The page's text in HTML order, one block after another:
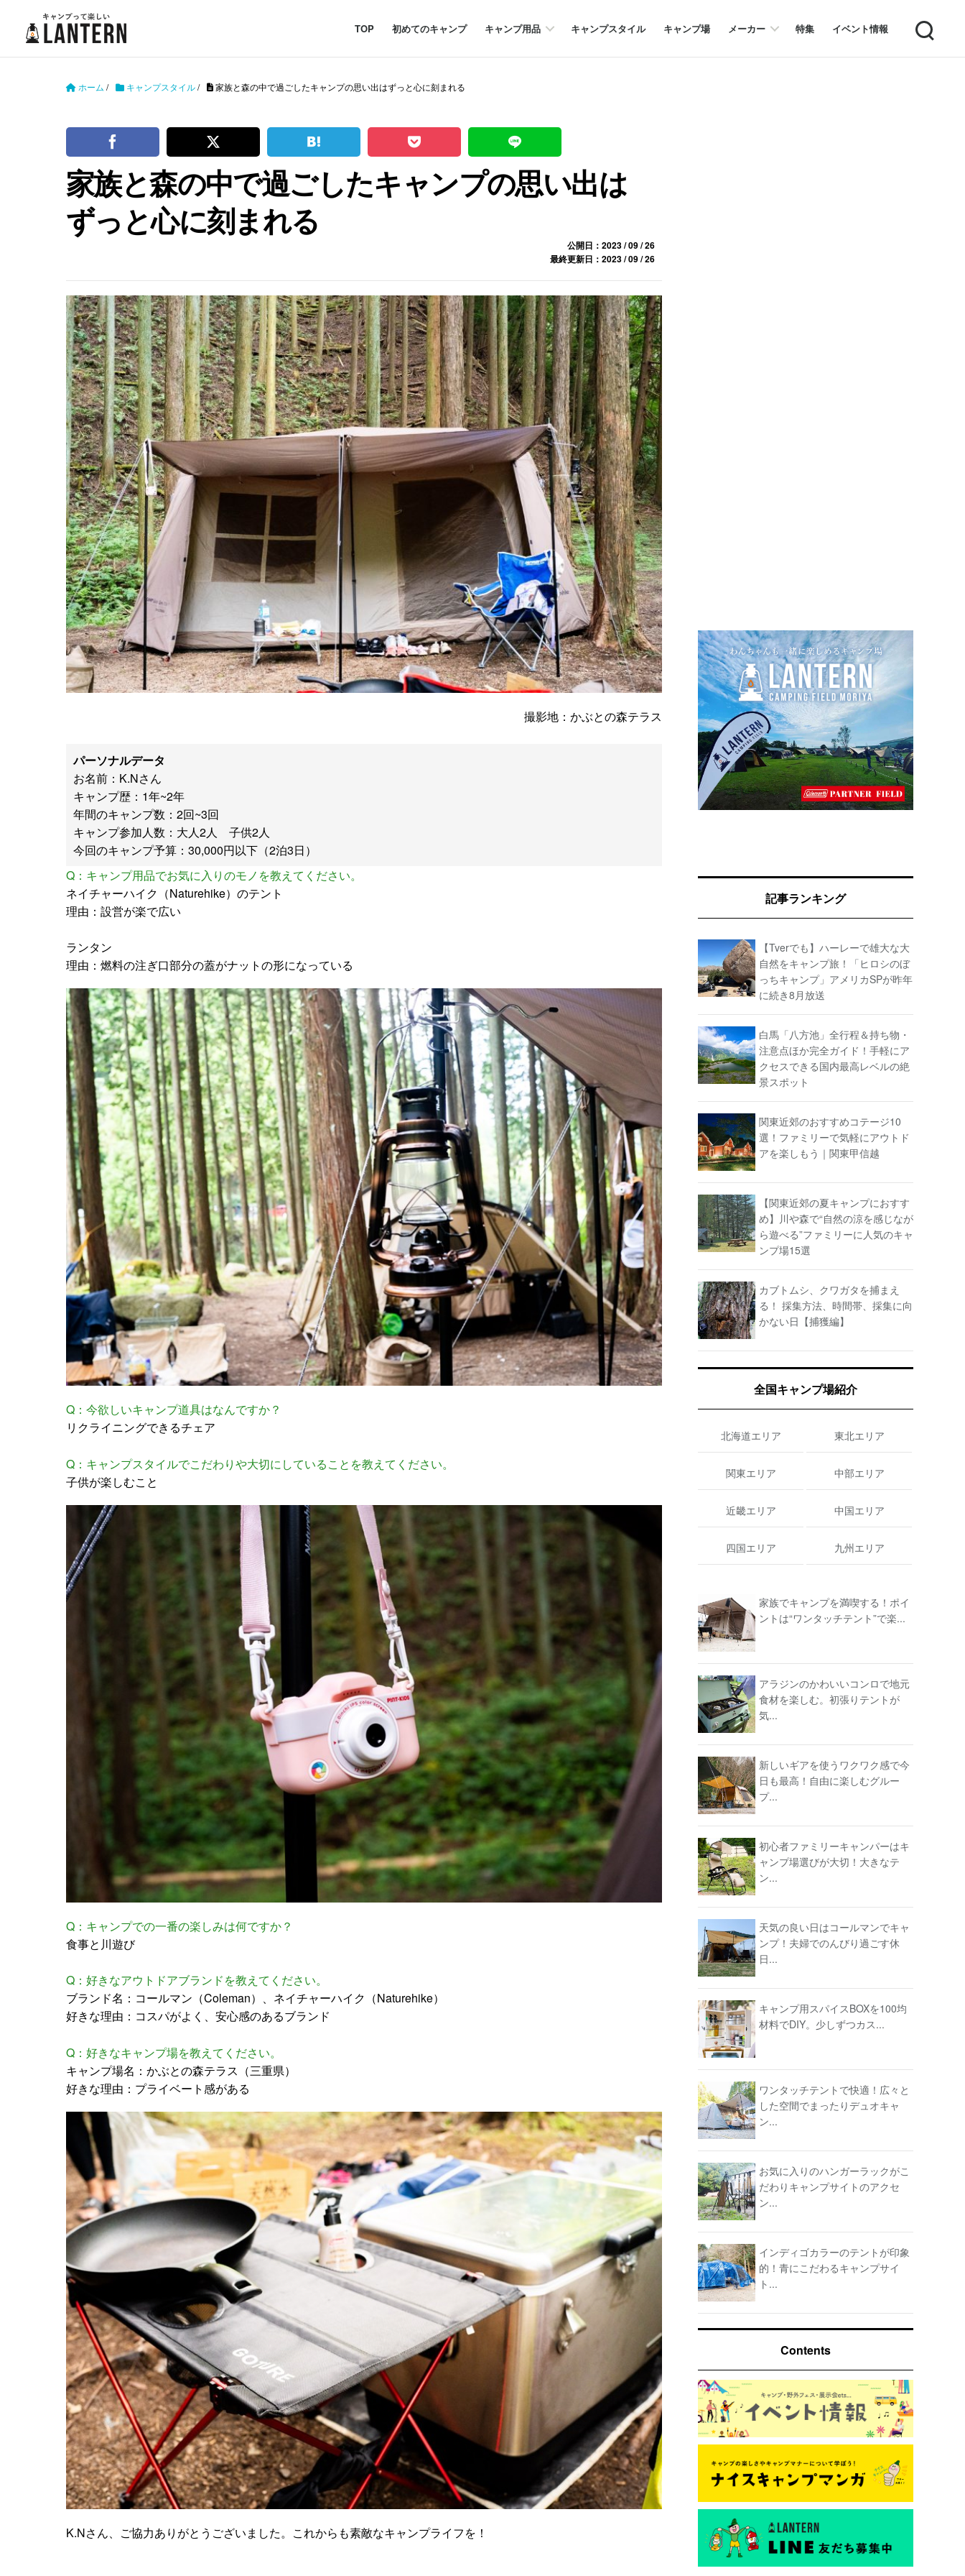
TOP 初めてのキャンプ キャンプ用品 キャンプスタイル キャンプ場 メーカー 特集 イベント情報 Search
ホーム / キャンプスタイル/ 家族と森の中で過ごしたキャンプの思い出はずっと心に刻まれる
家族と森の中で過ごしたキャンプの思い出は
ずっと心に刻まれる
公開日：2023 / 09 / 26
最終更新日：2023 / 09 / 26
撮影地：かぶとの森テラス
パーソナルデータ
お名前：K.Nさん
キャンプ歴：1年~2年
年間のキャンプ数：2回~3回
キャンプ参加人数：大人2人 子供2人
今回のキャンプ予算：30,000円以下（2泊3日）
Q：キャンプ用品でお気に入りのモノを教えてください。
ネイチャーハイク（Naturehike）のテント
理由：設営が楽で広い
ランタン
理由：燃料の注ぎ口部分の蓋がナットの形になっている
Q：今欲しいキャンプ道具はなんですか？
リクライニングできるチェア
Q：キャンプスタイルでこだわりや大切にしていることを教えてください。
子供が楽しむこと
Q：キャンプでの一番の楽しみは何ですか？
食事と川遊び
Q：好きなアウトドアブランドを教えてください。
ブランド名：コールマン（Coleman）、ネイチャーハイク（Naturehike）
好きな理由：コスパがよく、安心感のあるブランド
Q：好きなキャンプ場を教えてください。
キャンプ場名：かぶとの森テラス（三重県）
好きな理由：プライベート感がある
K.Nさん、ご協力ありがとうございました。これからも素敵なキャンプライフを！
記事ランキング
【Tverでも】ハーレーで雄大な大
自然をキャンプ旅！「ヒロシのぼ
っちキャンプ」アメリカSPが昨年
に続き8月放送
白馬「八方池」全行程＆持ち物・
注意点ほか完全ガイド！手軽にア
クセスできる国内最高レベルの絶
景スポット
関東近郊のおすすめコテージ10
選！ファミリーで気軽にアウトド
アを楽しもう｜関東甲信越
【関東近郊の夏キャンプにおすす
め】川や森で“自然の涼を感じなが
ら遊べる”ファミリーに人気のキャ
ンプ場15選
カブトムシ、クワガタを捕まえ
る！ 採集方法、時間帯、採集に向
かない日【捕獲編】
全国キャンプ場紹介
北海道エリア 東北エリア
関東エリア 中部エリア
近畿エリア 中国エリア
四国エリア 九州エリア
家族でキャンプを満喫する！ポイ
ントは“ワンタッチテント”で楽...
アラジンのかわいいコンロで地元
食材を楽しむ。初張りテントが
気...
新しいギアを使うワクワク感で今
日も最高！自由に楽しむグルー
プ...
初心者ファミリーキャンパーはキ
ャンプ場選びが大切！大きなテ
ン...
天気の良い日はコールマンでキャ
ンプ！夫婦でのんびり過ごす休
日...
キャンプ用スパイスBOXを100均
材料でDIY。少しずつカス...
ワンタッチテントで快適！広々と
した空間でまったりデュオキャ
ン...
お気に入りのハンガーラックがこ
だわりキャンプサイトのアクセ
ン...
インディゴカラーのテントが印象
的！青にこだわるキャンプサイ
ト...
Contents